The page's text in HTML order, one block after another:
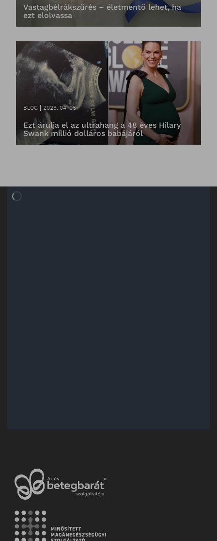
Vastagbélrákszűrés – életmentő lehet, ha
ezt elolvassa
BLOG 2023. 04. 05
Ezt árulja el az ultrahang a 48 éves Hilary
Swank millió dolláros babájáról